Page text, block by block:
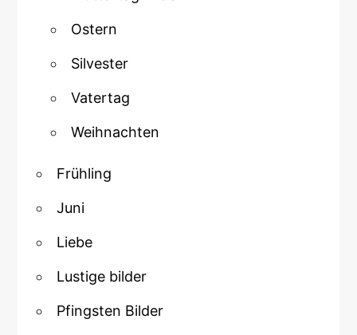
Ostern
Silvester
Vatertag
Weihnachten
Frühling
Juni
Liebe
Lustige bilder
Pfingsten Bilder